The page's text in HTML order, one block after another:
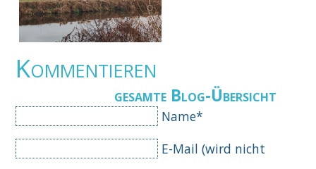
Kommentieren
gesamte Blog-Übersicht
Pflichtfeld
Name*
Pflichtfeld
E-Mail (wird nicht